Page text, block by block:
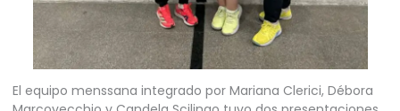
El equipo menssana integrado por Mariana Clerici, Débora